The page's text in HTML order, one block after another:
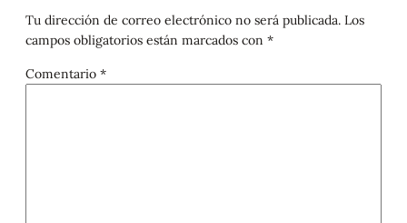
Tu dirección de correo electrónico no será publicada. Los
campos obligatorios están marcados con *
Comentario *